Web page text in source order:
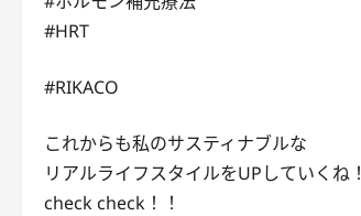
#HRT
#RIKACO
これからも私のサスティナブルな
リアルライフスタイルをUPしていくね！
check check！！